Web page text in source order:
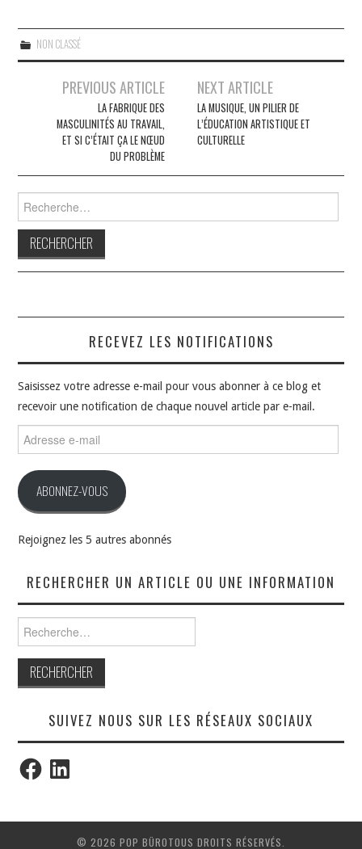
NON CLASSÉ
Navigation
articles
PREVIOUS ARTICLE
LA FABRIQUE DES
MASCULINITÉS AU TRAVAIL,
ET SI C’ÉTAIT ÇA LE NŒUD
DU PROBLÈME
NEXT ARTICLE
LA MUSIQUE, UN PILIER DE
L’ÉDUCATION ARTISTIQUE ET
CULTURELLE
RECEVEZ LES NOTIFICATIONS
Saisissez votre adresse e-mail pour vous abonner à ce blog et
recevoir une notification de chaque nouvel article par e-mail.
e-
ABONNEZ-VOUS
Rejoignez les 5 autres abonnés
RECHERCHER UN ARTICLE OU UNE INFORMATION
SUIVEZ NOUS SUR LES RÉSEAUX SOCIAUX
FacebookLinkedIn
© 2026 POP BÜROTOUS DROITS RÉSERVÉS.